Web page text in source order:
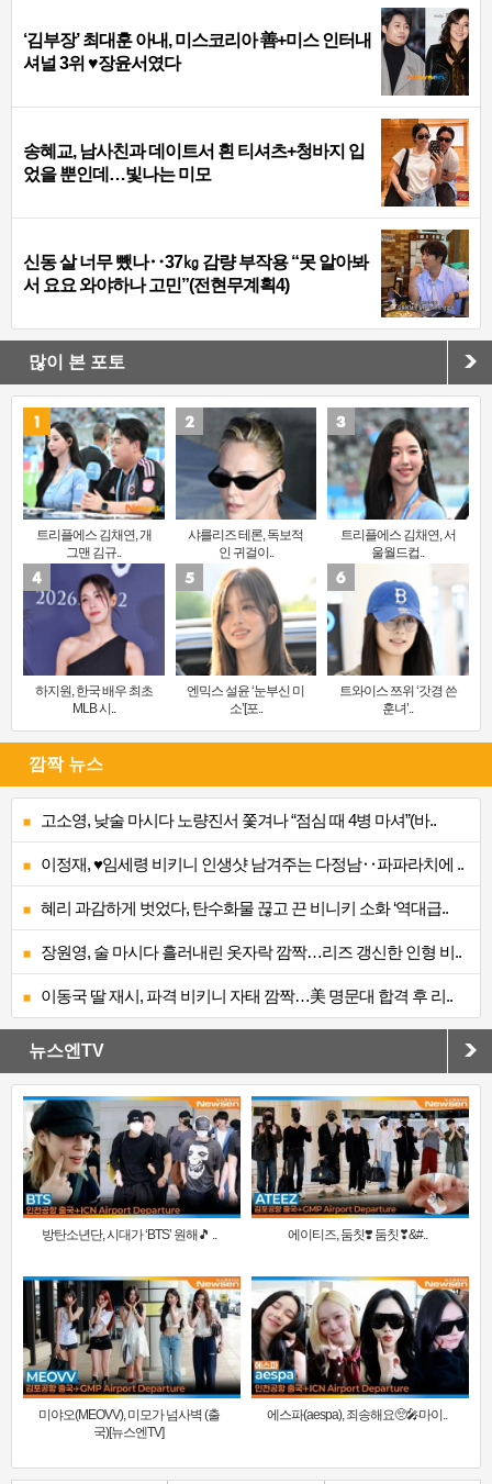
‘김부장’ 최대훈 아내, 미스코리아 善+미스 인터내
셔널 3위 ♥장윤서였다
송혜교, 남사친과 데이트서 흰 티셔츠+청바지 입
었을 뿐인데…빛나는 미모
신동 살 너무 뺐나‥37㎏ 감량 부작용 “못 알아봐
서 요요 와야하나 고민”(전현무계획4)
많이 본 포토
트리플에스 김채연, 개
그맨 김규..
샤를리즈 테론, 독보적
인 귀걸이..
트리플에스 김채연, 서
울월드컵..
하지원, 한국 배우 최초
MLB 시..
엔믹스 설윤 ‘눈부신 미
소’[포..
트와이스 쯔위 ‘갓경 쓴
훈녀’..
깜짝 뉴스
고소영, 낮술 마시다 노량진서 쫓겨나 “점심 때 4병 마셔”(바..
이정재, ♥임세령 비키니 인생샷 남겨주는 다정남‥파파라치에 ..
혜리 과감하게 벗었다, 탄수화물 끊고 끈 비니키 소화 ‘역대급..
장원영, 술 마시다 흘러내린 옷자락 깜짝…리즈 갱신한 인형 비..
이동국 딸 재시, 파격 비키니 자태 깜짝…美 명문대 합격 후 리..
뉴스엔TV
방탄소년단, 시대가 ‘BTS’ 원해🎵 .. 에이티즈, 둠칫❣️ 둠칫❣&#..
미야오(MEOVV), 미모가 넘사벽 (출
국)[뉴스엔TV]
에스파(aespa), 죄송해요🥺🎤마이..